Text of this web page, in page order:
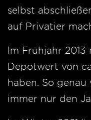
selbst
auf Privatier
Im Frühjahr
Depotwert von
haben. So
immer nur den